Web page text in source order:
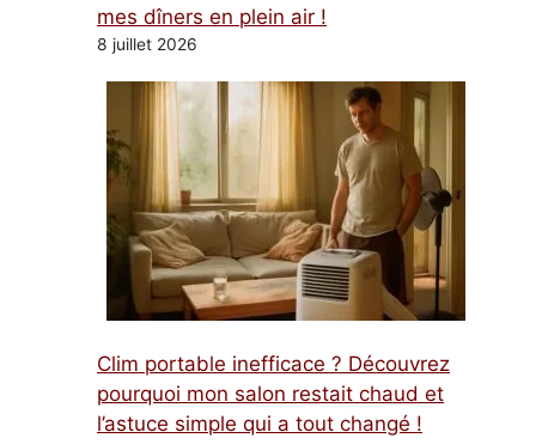
mes dîners en plein air !
8 juillet 2026
Clim portable inefficace ? Découvrez
pourquoi mon salon restait chaud et
l’astuce simple qui a tout changé !